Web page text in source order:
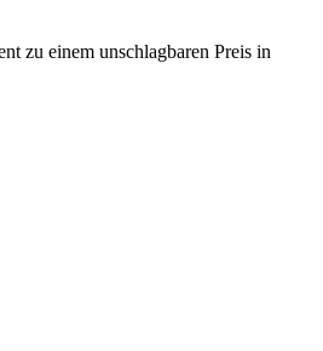
zu einem unschlagbaren Preis in